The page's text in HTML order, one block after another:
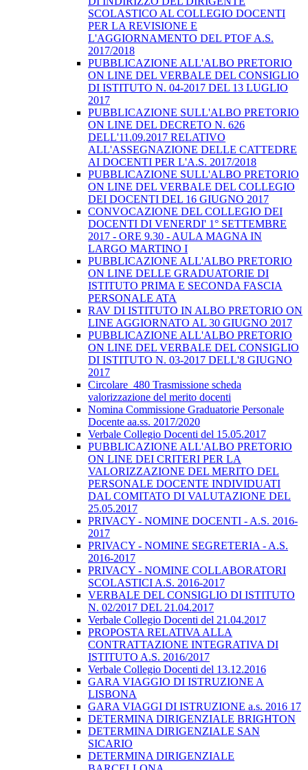
SCOLASTICO AL COLLEGIO DOCENTI
PER LA REVISIONE E
L'AGGIORNAMENTO DEL PTOF A.S.
2017/2018
PUBBLICAZIONE ALL'ALBO PRETORIO
ON LINE DEL VERBALE DEL CONSIGLIO
DI ISTITUTO N. 04-2017 DEL 13 LUGLIO
2017
PUBBLICAZIONE SULL'ALBO PRETORIO
ON LINE DEL DECRETO N. 626
DELL'11.09.2017 RELATIVO
ALL'ASSEGNAZIONE DELLE CATTEDRE
AI DOCENTI PER L'A.S. 2017/2018
PUBBLICAZIONE SULL'ALBO PRETORIO
ON LINE DEL VERBALE DEL COLLEGIO
DEI DOCENTI DEL 16 GIUGNO 2017
CONVOCAZIONE DEL COLLEGIO DEI
DOCENTI DI VENERDI' 1° SETTEMBRE
2017 - ORE 9.30 - AULA MAGNA IN
LARGO MARTINO I
PUBBLICAZIONE ALL'ALBO PRETORIO
ON LINE DELLE GRADUATORIE DI
ISTITUTO PRIMA E SECONDA FASCIA
PERSONALE ATA
RAV DI ISTITUTO IN ALBO PRETORIO ON
LINE AGGIORNATO AL 30 GIUGNO 2017
PUBBLICAZIONE ALL'ALBO PRETORIO
ON LINE DEL VERBALE DEL CONSIGLIO
DI ISTITUTO N. 03-2017 DELL'8 GIUGNO
2017
Circolare_480 Trasmissione scheda
valorizzazione del merito docenti
Nomina Commissione Graduatorie Personale
Docente aa.ss. 2017/2020
Verbale Collegio Docenti del 15.05.2017
PUBBLICAZIONE ALL'ALBO PRETORIO
ON LINE DEI CRITERI PER LA
VALORIZZAZIONE DEL MERITO DEL
PERSONALE DOCENTE INDIVIDUATI
DAL COMITATO DI VALUTAZIONE DEL
25.05.2017
PRIVACY - NOMINE DOCENTI - A.S. 2016-
2017
PRIVACY - NOMINE SEGRETERIA - A.S.
2016-2017
PRIVACY - NOMINE COLLABORATORI
SCOLASTICI A.S. 2016-2017
VERBALE DEL CONSIGLIO DI ISTITUTO
N. 02/2017 DEL 21.04.2017
Verbale Collegio Docenti del 21.04.2017
PROPOSTA RELATIVA ALLA
CONTRATTAZIONE INTEGRATIVA DI
ISTITUTO A.S. 2016/2017
Verbale Collegio Docenti del 13.12.2016
GARA VIAGGIO DI ISTRUZIONE A
LISBONA
GARA VIAGGI DI ISTRUZIONE a.s. 2016 17
DETERMINA DIRIGENZIALE BRIGHTON
DETERMINA DIRIGENZIALE SAN
SICARIO
DETERMINA DIRIGENZIALE